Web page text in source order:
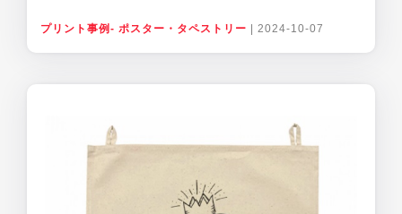
プリント事例- ポスター・タペストリー 2024-10-07